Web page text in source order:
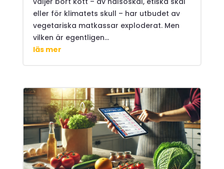
eller för klimatets skull – har utbudet av
vegetariska matkassar exploderat. Men
vilken är egentligen...
läs mer